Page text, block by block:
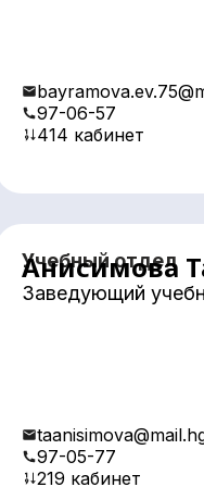
97-06-57
414 кабинет
Учебный отдел
Анисимова
Заведующий
97-05-77
219 кабинет